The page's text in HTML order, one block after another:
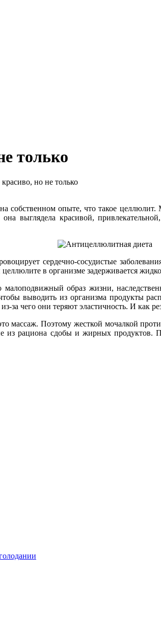
только
но не только
опыте, что такое
выглядела красивой,
сердечно-сосудистые
в организме задерживается
образ жизни,
выводить из организма продукты
за чего они теряют эластичность. И как
массаж. Поэтому жесткой мочалкой
рациона сдобы и жирных продуктов.